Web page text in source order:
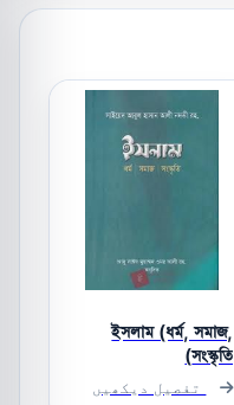
ইসলাম (ধর্ম, সমাজ,
সংস্কৃতি)
تفصیل دیکھیں